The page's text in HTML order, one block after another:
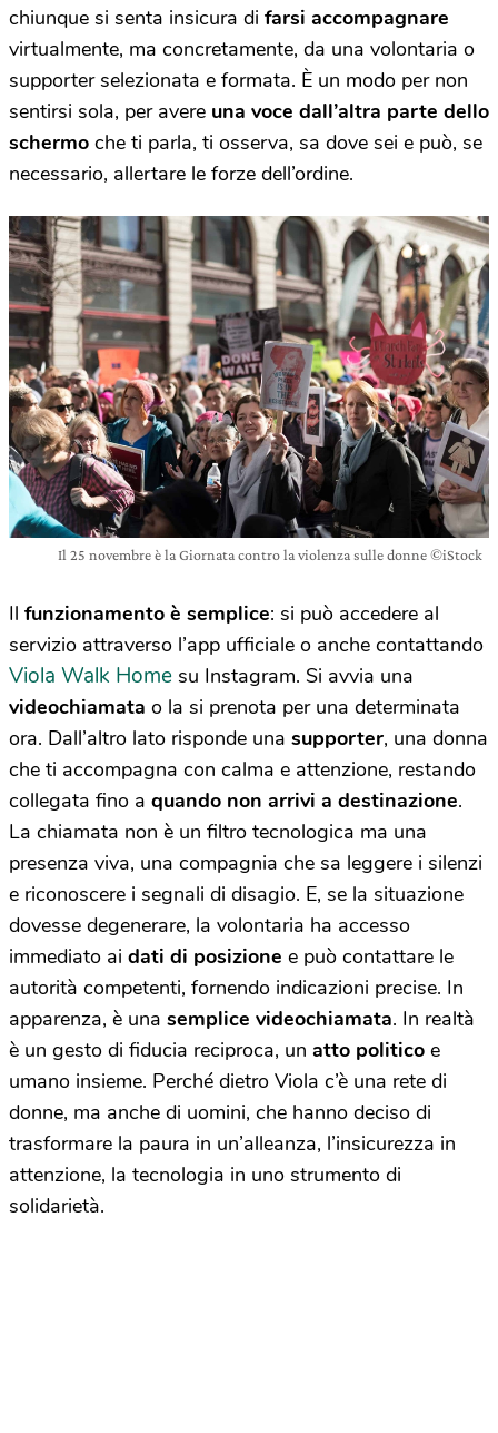
chiunque si senta insicura di farsi accompagnare
virtualmente, ma concretamente, da una volontaria o
supporter selezionata e formata. È un modo per non
sentirsi sola, per avere una voce dall’altra parte dello
schermo che ti parla, ti osserva, sa dove sei e può, se
necessario, allertare le forze dell’ordine.
Il 25 novembre è la Giornata contro la violenza sulle donne ©iStock
Il funzionamento è semplice: si può accedere al
servizio attraverso l’app ufficiale o anche contattando
Viola Walk Home su Instagram. Si avvia una
videochiamata o la si prenota per una determinata
ora. Dall’altro lato risponde una supporter, una donna
che ti accompagna con calma e attenzione, restando
collegata fino a quando non arrivi a destinazione.
La chiamata non è un filtro tecnologica ma una
presenza viva, una compagnia che sa leggere i silenzi
e riconoscere i segnali di disagio. E, se la situazione
dovesse degenerare, la volontaria ha accesso
immediato ai dati di posizione e può contattare le
autorità competenti, fornendo indicazioni precise. In
apparenza, è una semplice videochiamata. In realtà
è un gesto di fiducia reciproca, un atto politico e
umano insieme. Perché dietro Viola c’è una rete di
donne, ma anche di uomini, che hanno deciso di
trasformare la paura in un’alleanza, l’insicurezza in
attenzione, la tecnologia in uno strumento di
solidarietà.